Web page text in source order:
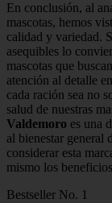
En conclusión, al
mascotas, hemos
calidad y variedad.
asequibles lo
mascotas que
atención al detalle
cada ración sea no
salud de nuestras
Valdemoro es una
al bienestar general
considerar esta
mismo los
Bestseller No. 1